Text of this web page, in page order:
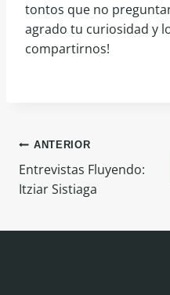
tontos que no
agrado tu curiosidad y
compartirnos!
de
ANTERIOR
Entrevistas Fluyendo:
Itziar Sistiaga